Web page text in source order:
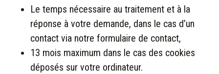
Le temps nécessaire au traitement et à la
réponse à votre demande, dans le cas d’un
contact via notre formulaire de contact,
13 mois maximum dans le cas des cookies
déposés sur votre ordinateur.